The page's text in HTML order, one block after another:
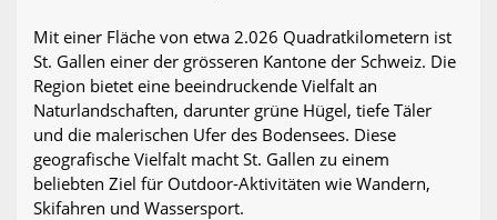
Mit einer Fläche von etwa 2.026 Quadratkilometern ist
St. Gallen einer der grösseren Kantone der Schweiz. Die
Region bietet eine beeindruckende Vielfalt an
Naturlandschaften, darunter grüne Hügel, tiefe Täler
und die malerischen Ufer des Bodensees. Diese
geografische Vielfalt macht St. Gallen zu einem
beliebten Ziel für Outdoor-Aktivitäten wie Wandern,
Skifahren und Wassersport.